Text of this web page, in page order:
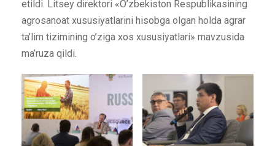
etildi. Litsey direktori «O’zbekiston Respublikasining
agrosanoat xususiyatlarini hisobga olgan holda agrar
ta’lim tizimining o’ziga xos xususiyatlari» mavzusida
ma’ruza qildi.